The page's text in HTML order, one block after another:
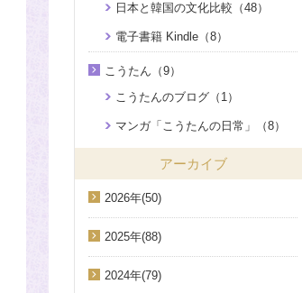
日本と韓国の文化比較（48）
電子書籍 Kindle（8）
こうたん（9）
こうたんのブログ（1）
マンガ「こうたんの日常」（8）
アーカイブ
2026年(50)
2025年(88)
2024年(79)